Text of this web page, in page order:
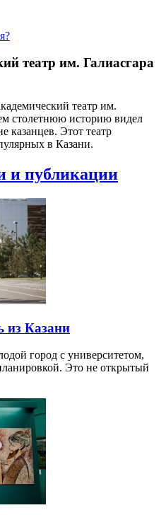
театр им. Галиасгара
театр им.
столетнюю историю видел
казанцев. Этот театр
в Казани.
и публикации
из Казани
город с университетом,
Это не открытый